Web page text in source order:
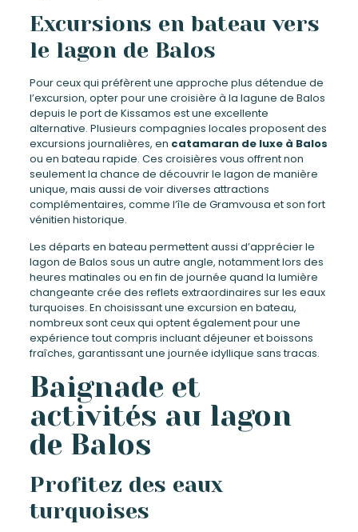
Excursions en bateau vers
le lagon de Balos
Pour ceux qui préfèrent une approche plus détendue de
l’excursion, opter pour une croisière à la lagune de Balos
depuis le port de Kissamos est une excellente
alternative. Plusieurs compagnies locales proposent des
excursions journalières, en catamaran de luxe à Balos
ou en bateau rapide. Ces croisières vous offrent non
seulement la chance de découvrir le lagon de manière
unique, mais aussi de voir diverses attractions
complémentaires, comme l’île de Gramvousa et son fort
vénitien historique.
Les départs en bateau permettent aussi d’apprécier le
lagon de Balos sous un autre angle, notamment lors des
heures matinales ou en fin de journée quand la lumière
changeante crée des reflets extraordinaires sur les eaux
turquoises. En choisissant une excursion en bateau,
nombreux sont ceux qui optent également pour une
expérience tout compris incluant déjeuner et boissons
fraîches, garantissant une journée idyllique sans tracas.
Baignade et
activités au lagon
de Balos
Profitez des eaux
turquoises